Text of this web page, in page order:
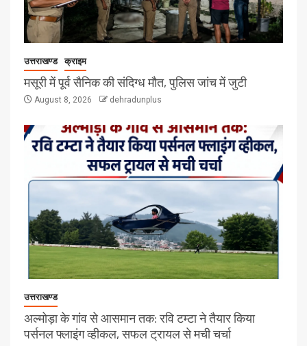
उत्तराखण्ड क्राइम
मसूरी में पूर्व सैनिक की संदिग्ध मौत, पुलिस जांच में जुटी
August 8, 2026 dehradunplus
उत्तराखण्ड
अल्मोड़ा के गांव से आसमान तक: रवि टम्टा ने तैयार किया
पर्सनल फ्लाइंग व्हीकल, सफल ट्रायल से मची चर्चा